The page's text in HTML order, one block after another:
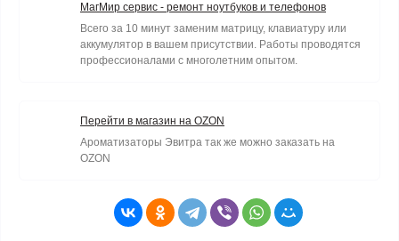
МагМир сервис - ремонт ноутбуков и телефонов
Всего за 10 минут заменим матрицу, клавиатуру или
аккумулятор в вашем присутствии. Работы проводятся
профессионалами с многолетним опытом.
Перейти в магазин на OZON
Ароматизаторы Эвитра так же можно заказать на
OZON